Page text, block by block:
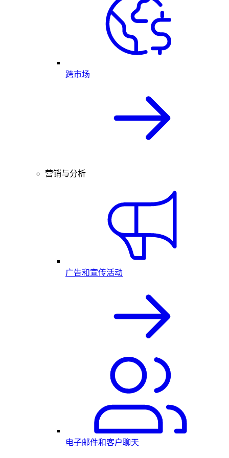
跨市场
营销与分析
广告和宣传活动
电子邮件和客户聊天